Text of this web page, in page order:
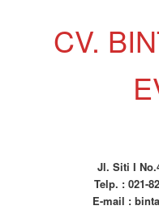
CV.
Jl. Siti I
Telp. : 021-
E-mail :